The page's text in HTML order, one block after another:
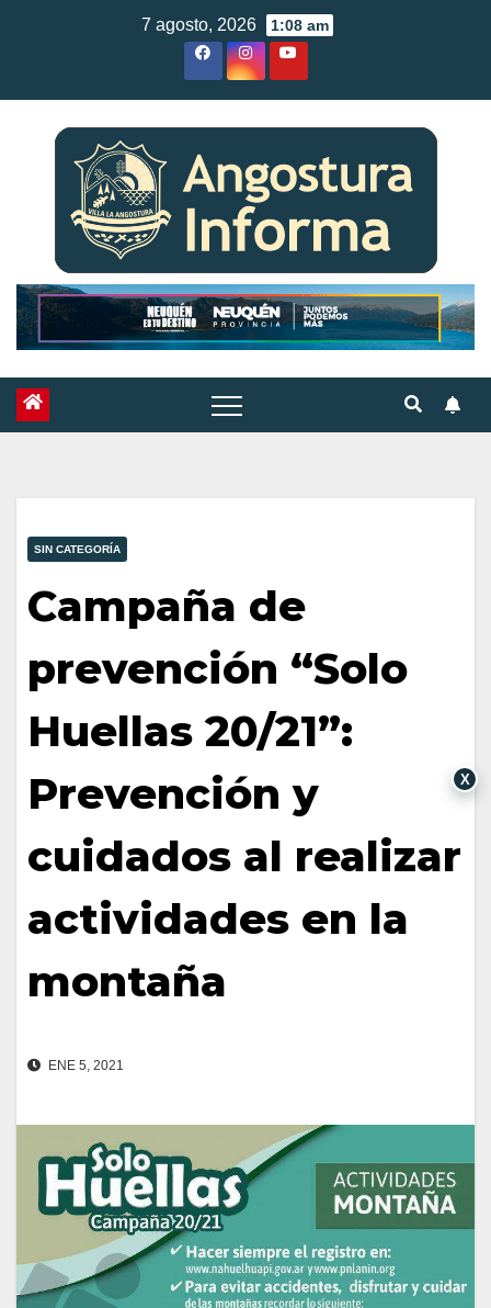
7 agosto, 2026 1:08 am
SIN CATEGORÍA
Campaña de
prevención “Solo
Huellas 20/21”:
Prevención y
cuidados al realizar
actividades en la
montaña
ENE 5, 2021
X